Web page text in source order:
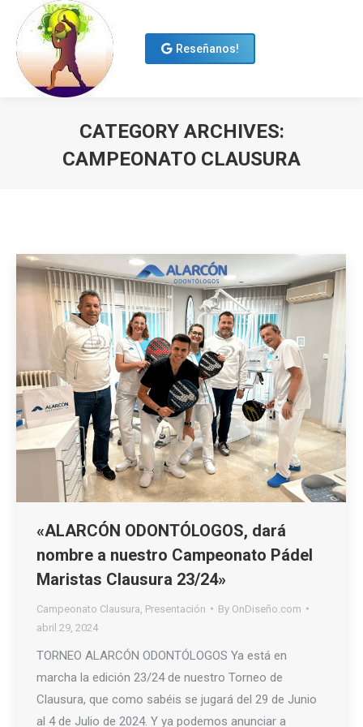
Reseñanos!
CATEGORY ARCHIVES:
CAMPEONATO CLAUSURA
«ALARCÓN ODONTÓLOGOS, dará
nombre a nuestro Campeonato Pádel
Maristas Clausura 23/24»
Campeonato Clausura Presentación By OnDiseño.com
abril 29, 2024
TORNEO ALARCÓN ODONTÓLOGOS Ya está en
marcha la edición 23/24 de nuestro Torneo de
Clausura, que como sabéis se jugará del 29 de Junio
al 4 de Julio de 2024. Y ya podemos anunciar a